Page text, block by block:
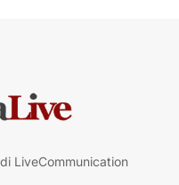
LiveCommunication